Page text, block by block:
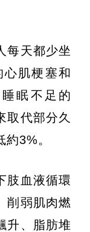
每天都少坐
肌梗塞和
眠不足的
取代部分久
3%。
肢血液循環
削弱肌肉燃
升、脂肪堆